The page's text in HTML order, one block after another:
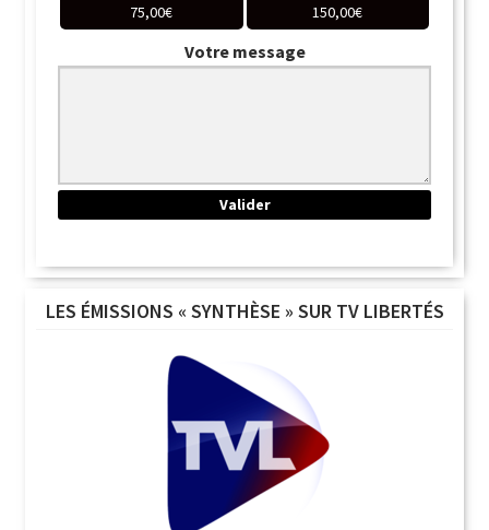
75,00€ 150,00€
Votre message
LES ÉMISSIONS « SYNTHÈSE » SUR TV LIBERTÉS